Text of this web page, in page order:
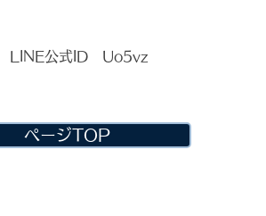
公式ID Uo5vz
ページTOP